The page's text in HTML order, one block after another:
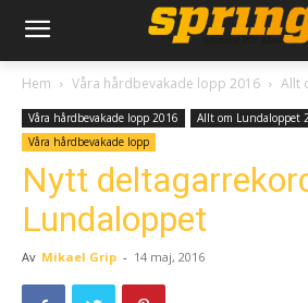
Hem Våra hårdbevakade lopp 2016 Allt
Våra hårdbevakade lopp 2016
Allt om Lundaloppet
Våra hårdbevakade lopp
Nytt
Lundaloppet
Av Mikael Grip - 14 maj, 2016